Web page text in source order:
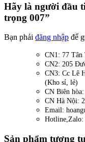
Hãy là người đầu
trọng 007”
Bạn phải đăng nhập để
CN1: 77 Tân
CN2: 205
CN3: Cc Lê
(Kho sỉ, lẻ)
CN Biên
CN Hà Nội:
Email:
Hotline,Zalo:
Sản phẩm tương